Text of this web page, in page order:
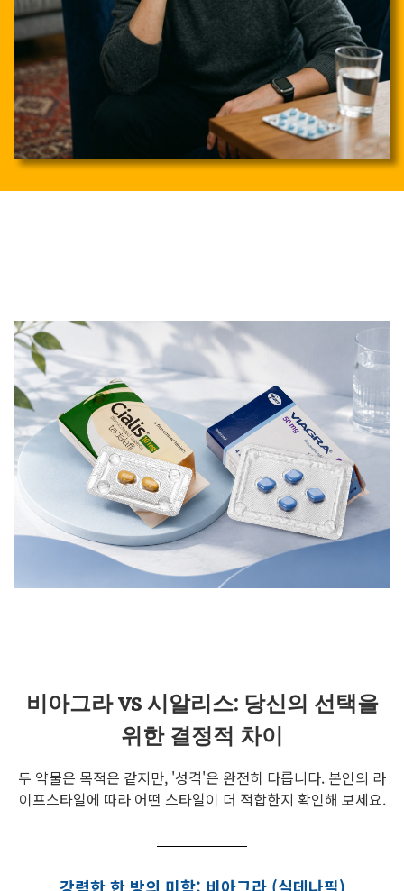
비아그라 vs 시알리스: 당신의 선택을
위한 결정적 차이
두 약물은 목적은 같지만, '성격'은 완전히 다릅니다. 본인의 라
이프스타일에 따라 어떤 스타일이 더 적합한지 확인해 보세요.
강력한 한 방의 미학: 비아그라 (실데나필)